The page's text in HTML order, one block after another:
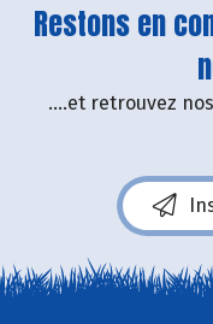
Restons en
....et retrouvez